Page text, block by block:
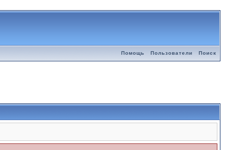
Помощь Пользователи Поиск